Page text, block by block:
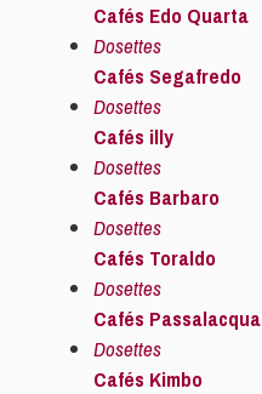
Cafés Edo Quarta
Dosettes
Cafés Segafredo
Dosettes
Cafés illy
Dosettes
Cafés Barbaro
Dosettes
Cafés Toraldo
Dosettes
Cafés Passalacqua
Dosettes
Cafés Kimbo